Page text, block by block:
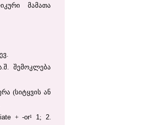
მამათა
შემოკლება
(სიტყვის ან
+ -or¹ 1; 2.